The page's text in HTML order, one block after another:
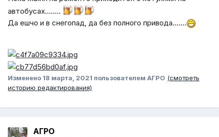
автобусах........
Да ешчо и в снегопад, да без полного привода.......
Изменено 18 марта, 2021 пользователем АГРО (смотреть
историю редактирования)
АГРО